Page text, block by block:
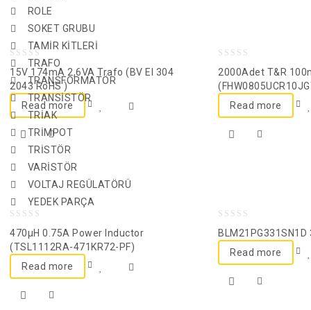
ROLE
SOKET GRUBU
TAMİR KİTLERİ
TRAFO
TRANSFORMATÖR
TRANSİSTÖR
TRİAK
TRİMPOT
TRİSTÖR
VARİSTÖR
VOLTAJ REGÜLATÖRÜ
YEDEK PARÇA
0
out
of
5
15V 174mA 2,6VA Trafo (BV EI 304
2043 RoHS )
Read more
out
5
2000Adet T&R
Read more
out
5
470µH 0.75A Power Inductor
(TSL1112RA-471KR72-PF)
Read more
out
of
Read more